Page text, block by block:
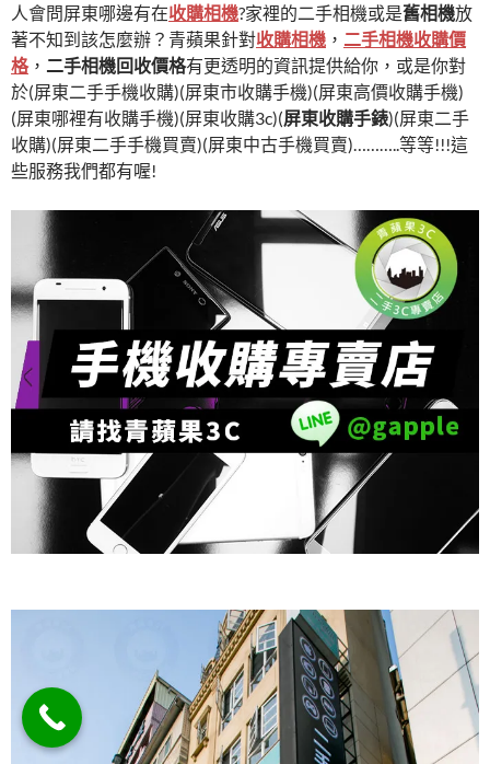
人會問屏東哪邊有在收購相機?家裡的二手相機或是舊相機放
著不知到該怎麼辦？青蘋果針對收購相機 ， 二手相機收購價
格， 二手相機回收價格有更透明的資訊提供給你，或是你對
於(屏東二手手機收購)(屏東市收購手機)(屏東高價收購手機)
(屏東哪裡有收購手機)(屏東收購3c)(屏東收購手錶)(屏東二手
收購)(屏東二手手機買賣)(屏東中古手機買賣)………..等等!!!這
些服務我們都有喔!